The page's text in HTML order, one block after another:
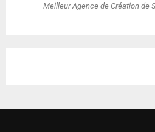
Meilleur Agence de Création de